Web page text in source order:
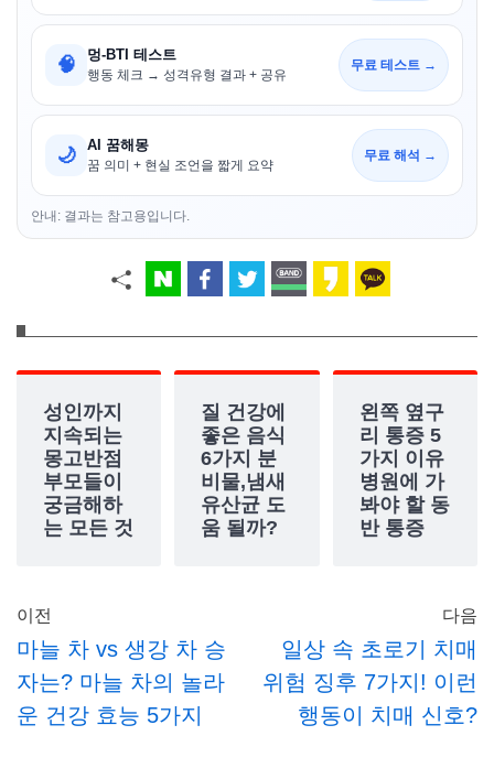
🧠 멍-BTI 테스트
행동 체크 → 성격유형 결과 + 공유
무료 테스트 →
🌙 AI 꿈해몽
꿈 의미 + 현실 조언을 짧게 요약
무료 해석 →
안내: 결과는 참고용입니다.
성인까지
지속되는
몽고반점
부모들이
궁금해하
는 모든 것
질 건강에
좋은 음식
6가지 분
비물,냄새
유산균 도
움 될까?
왼쪽 옆구
리 통증 5
가지 이유
병원에 가
봐야 할 동
반 통증
이전
마늘 차 vs 생강 차 승
자는? 마늘 차의 놀라
운 건강 효능 5가지
다음
일상 속 초로기 치매
위험 징후 7가지! 이런
행동이 치매 신호?